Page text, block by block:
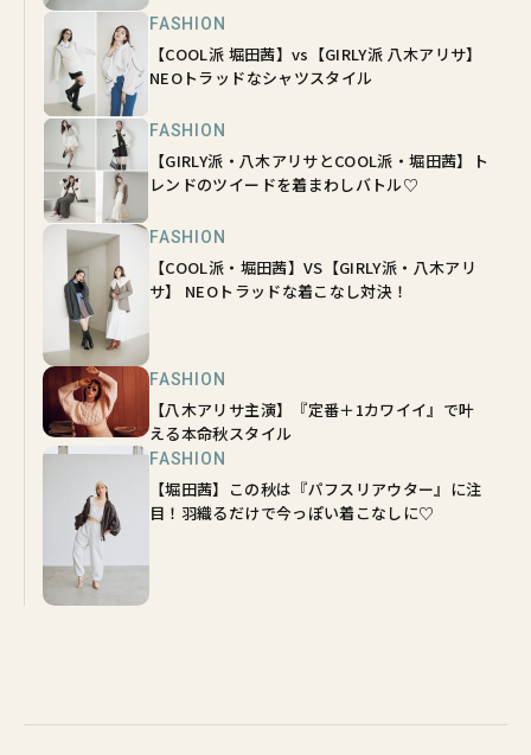
FASHION
【COOL派 堀田茜】vs【GIRLY派 八木アリサ】
NEOトラッドなシャツスタイル
FASHION
【GIRLY派・八木アリサとCOOL派・堀田茜】ト
レンドのツイードを着まわしバトル♡
FASHION
【COOL派・堀田茜】VS【GIRLY派・八木アリ
サ】 NEOトラッドな着こなし対決！
FASHION
【八木アリサ主演】『定番＋1カワイイ』で叶
える本命秋スタイル
FASHION
【堀田茜】この秋は『パフスリアウター』に注
目！羽織るだけで今っぽい着こなしに♡